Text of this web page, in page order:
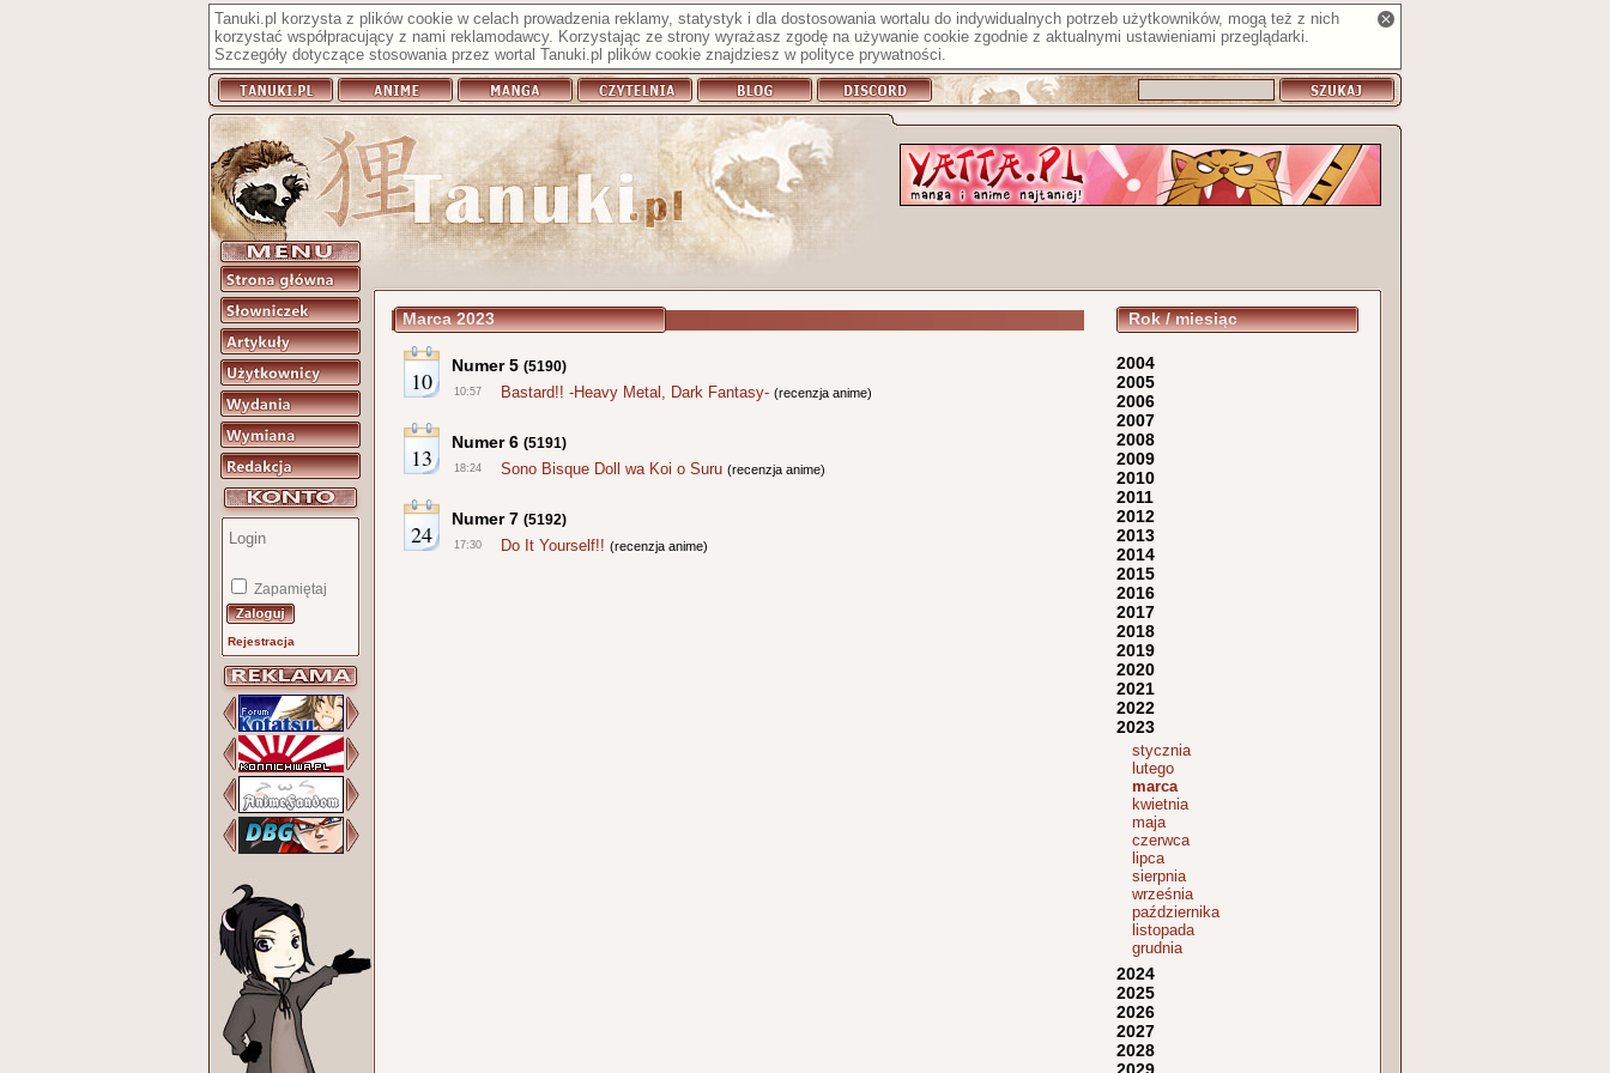
Tanuki.pl korzysta z plików cookie w celach prowadzenia reklamy, statystyk i dla dostosowania wortalu do indywidualnych potrzeb użytkowników, mogą też z nich
korzystać współpracujący z nami reklamodawcy. Korzystając ze strony wyrażasz zgodę na używanie cookie zgodnie z aktualnymi ustawieniami przeglądarki.
Szczegóły dotyczące stosowania przez wortal Tanuki.pl plików cookie znajdziesz w polityce prywatności.
Zapamiętaj
Rejestracja
Rok / miesiąc
2004
2005
2006
2007
2008
2009
2010
2011
2012
2013
2014
2015
2016
2017
2018
2019
2020
2021
2022
2023
stycznia
lutego
marca
kwietnia
maja
czerwca
lipca
sierpnia
września
października
listopada
grudnia
2024
2025
2026
2027
2028
Marca 2023
10
Numer 5 (5190)
10:57 Bastard!! -Heavy Metal, Dark Fantasy- (recenzja anime)
13
Numer 6 (5191)
18:24 Sono Bisque Doll wa Koi o Suru (recenzja anime)
24
Numer 7 (5192)
17:30 Do It Yourself!! (recenzja anime)